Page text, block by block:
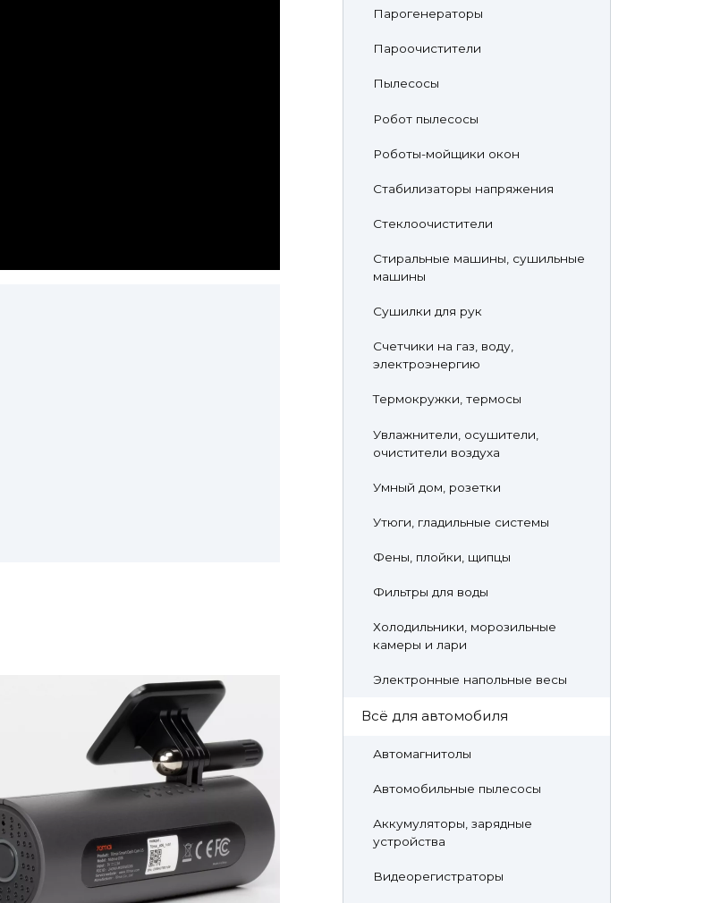
Парогенераторы
Пароочистители
Пылесосы
Робот пылесосы
Роботы-мойщики окон
Стабилизаторы напряжения
Стеклоочистители
Стиральные машины, сушильные
машины
Сушилки для рук
Счетчики на газ, воду,
электроэнергию
Термокружки, термосы
Увлажнители, осушители,
очистители воздуха
Умный дом, розетки
Утюги, гладильные системы
Фены, плойки, щипцы
Фильтры для воды
Холодильники, морозильные
камеры и лари
Электронные напольные весы
Всё для автомобиля
Автомагнитолы
Автомобильные пылесосы
Аккумуляторы, зарядные
устройства
Видеорегистраторы